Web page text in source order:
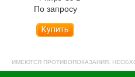
По запросу
Купить
ИМЕЮТСЯ ПРОТИВОПОКАЗАНИЯ.